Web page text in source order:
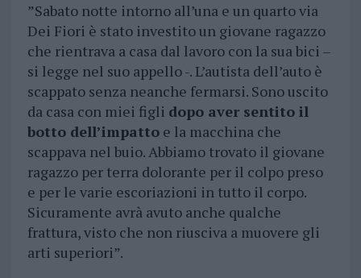
”Sabato notte intorno all’una e un quarto via
Dei Fiori è stato investito un giovane ragazzo
che rientrava a casa dal lavoro con la sua bici –
si legge nel suo appello -. L’autista dell’auto è
scappato senza neanche fermarsi. Sono uscito
da casa con miei figli dopo aver sentito il
botto dell’impattoe la macchina che
scappava nel buio. Abbiamo trovato il giovane
ragazzo per terra dolorante per il colpo preso
e per le varie escoriazioni in tutto il corpo.
Sicuramente avrà avuto anche qualche
frattura, visto che non riusciva a muovere gli
arti superiori”.